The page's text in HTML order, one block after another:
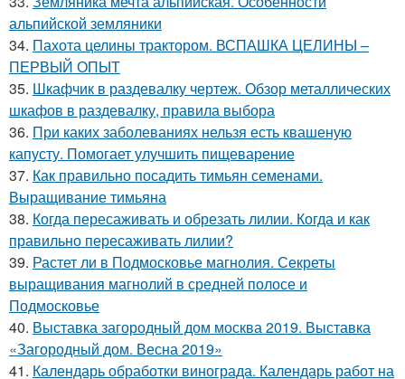
альпийской земляники
34. Пахота целины трактором. ВСПАШКА ЦЕЛИНЫ –
ПЕРВЫЙ ОПЫТ
35. Шкафчик в раздевалку чертеж. Обзор металлических
шкафов в раздевалку, правила выбора
36. При каких заболеваниях нельзя есть квашеную
капусту. Помогает улучшить пищеварение
37. Как правильно посадить тимьян семенами.
Выращивание тимьяна
38. Когда пересаживать и обрезать лилии. Когда и как
правильно пересаживать лилии?
39. Растет ли в Подмосковье магнолия. Секреты
выращивания магнолий в средней полосе и
Подмосковье
40. Выставка загородный дом москва 2019. Выставка
«Загородный дом. Весна 2019»
41. Календарь обработки винограда. Календарь работ на